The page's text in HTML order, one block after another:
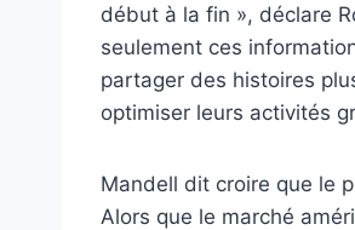
début à la fin », déclare
seulement ces
partager des histoires
optimiser leurs activités
Mandell dit croire que le
Alors que le marché